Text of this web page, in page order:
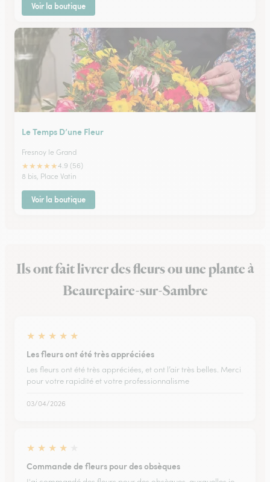
Voir la boutique
Le Temps D’une Fleur
Fresnoy le Grand
★★★★★4.9 (56)
8 bis, Place Vatin
Voir la boutique
Ils ont fait livrer des fleurs ou une plante à
Beaurepaire-sur-Sambre
★ ★ ★ ★ ★
Les fleurs ont été très appréciées
Les fleurs ont été très appréciées, et ont l’air très belles. Merci
pour votre rapidité et votre professionnalisme
03/04/2026
★ ★ ★ ★
Commande de fleurs pour des obsèques